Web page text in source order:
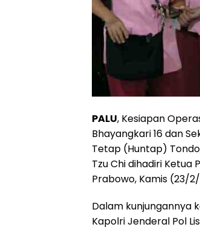
PALU, Kesiapan
Bhayangkari 16 dan
Tetap (Huntap)
Tzu Chi dihadiri Ketua
Prabowo, Kamis (23/
Dalam kunjungannya
Kapolri Jenderal Pol